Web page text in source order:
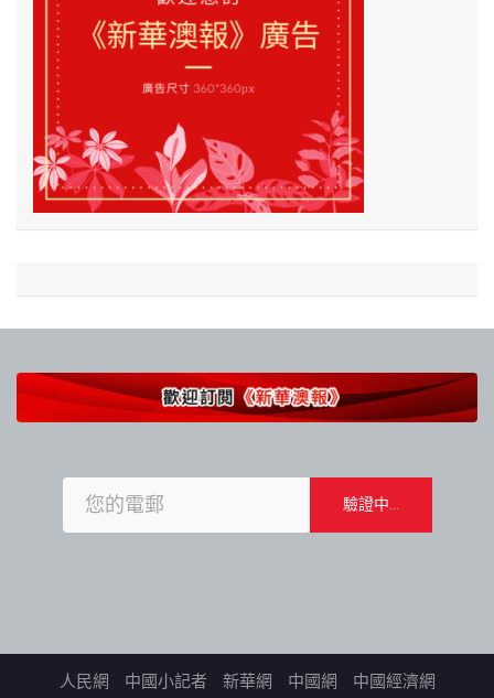
人民網 中國小記者 新華網 中國網 中國經濟網